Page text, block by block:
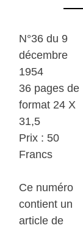
N°36 du 9
décembre
1954
36 pages de
format 24 X
31,5
Prix : 50
Francs
Ce numéro
contient un
article de